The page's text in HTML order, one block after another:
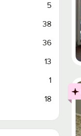
5
38
36
13
1
18